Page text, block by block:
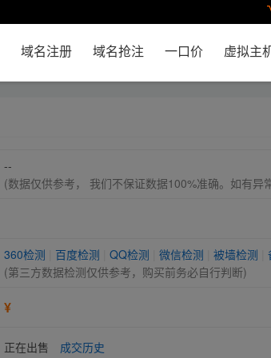
域名注册 域名抢注 一口价 虚拟主
--
(数据仅供参考， 我们不保证数据100%准确。如有异
360检测 百度检测 QQ检测 微信检测 被墙检测
(第三方数据检测仅供参考，购买前务必自行判断)
¥
正在出售 成交历史